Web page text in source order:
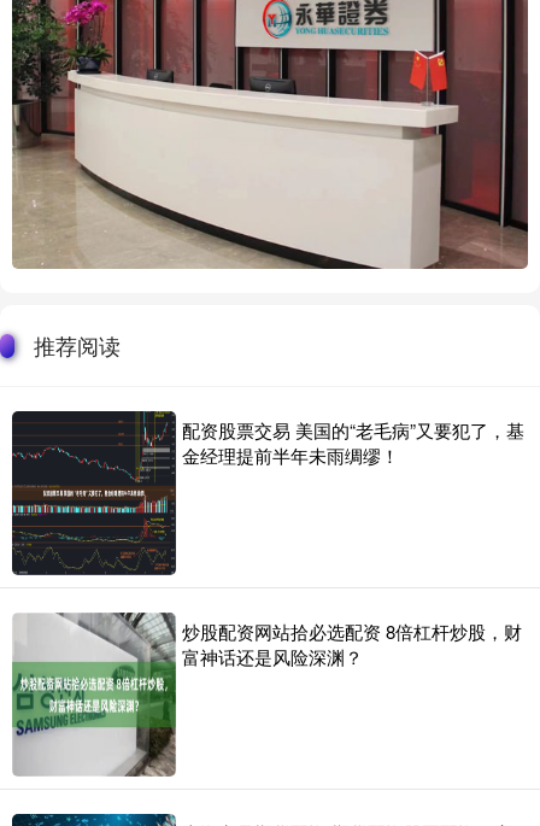
推荐阅读
配资股票交易 美国的“老毛病”又要犯了，基
金经理提前半年未雨绸缪！
炒股配资网站拾必选配资 8倍杠杆炒股，财
富神话还是风险深渊？